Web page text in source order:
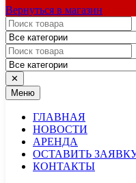
Вернуться в магазин
✕
Меню
ГЛАВНАЯ
НОВОСТИ
АРЕНДА
ОСТАВИТЬ
КОНТАКТЫ